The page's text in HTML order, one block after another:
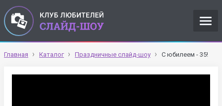
Главная Каталог Праздничные слайд-шоу С юбилеем - 35!